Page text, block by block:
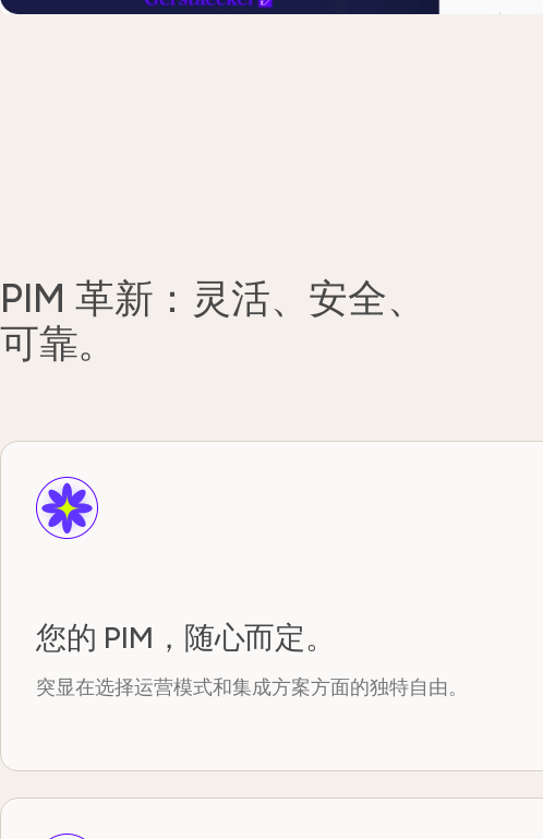
PIM 革新：灵活、安全、
可靠。
您的 PIM，随心而定。
突显在选择运营模式和集成方案方面的独特自由。